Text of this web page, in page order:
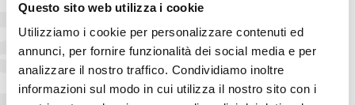
Questo sito web utilizza i cookie
Utilizziamo i cookie per personalizzare contenuti ed
annunci, per fornire funzionalità dei social media e per
analizzare il nostro traffico. Condividiamo inoltre
informazioni sul modo in cui utilizza il nostro sito con i
COLLEZIONE MONTAGNA
SCOPRI DI PIÙ